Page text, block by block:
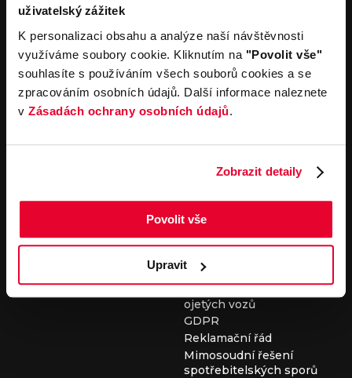
uživatelský zážitek
K personalizaci obsahu a analýze naší návštěvnosti
využíváme soubory cookie. Kliknutím na "Povolit vše"
souhlasíte s používáním všech souborů cookies a se
zpracováním osobních údajů. Další informace naleznete
v Zásadách ochrany osobních údajů.
Zobrazit detaily
Povolit vše
Upravit
Carsharing
Autopůjčovna
Operativní leasing
Louda Auto+ Poděbrady
Obytné vozy
Novinky
Kariéra
Servisní služby
Servis
Důležité odkazy
Cookies
Všeobecné obchodní
podmínky pro online
vozidel
Všeobecné obchodní
podmínky pro provádění
servisních prací
Všeobecné obchodní
podmínky při nákupu
ojetých vozů
GDPR
Reklamační řád
Mimosoudní řešení
spotřebitelských sporů